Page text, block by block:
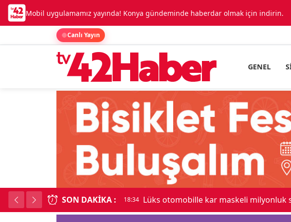
Mobil uygulamamız yayında! Konya gündeminde haberdar olmak için indirin.
Canlı Yayın
GENEL
SON DAKIKA : 18:34 Lüks otomobille kar maskeli milyonluk